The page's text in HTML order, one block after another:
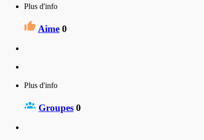
Plus d'info
Aime 0
Plus d'info
Groupes 0